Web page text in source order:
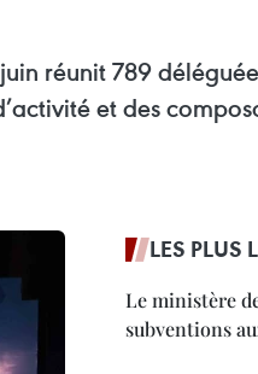
réunit 789
et des
LES PLUS
Le ministère
subventions